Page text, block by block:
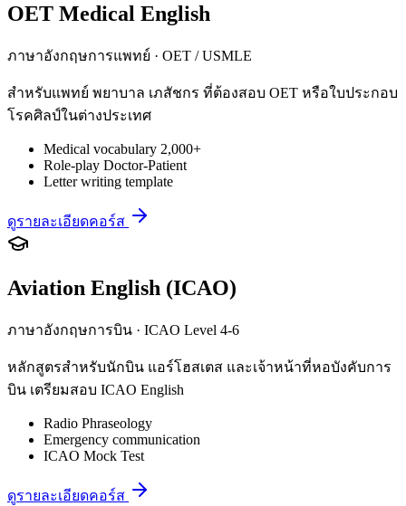
OET Medical English
ภาษาอังกฤษการแพทย์ · OET / USMLE
สำหรับแพทย์ พยาบาล เภสัชกร ที่ต้องสอบ OET หรือใบประกอบ
โรคศิลป์ในต่างประเทศ
Medical vocabulary 2,000+
Role-play Doctor-Patient
Letter writing template
ดูรายละเอียดคอร์ส
Aviation English (ICAO)
ภาษาอังกฤษการบิน · ICAO Level 4-6
หลักสูตรสำหรับนักบิน แอร์โฮสเตส และเจ้าหน้าที่หอบังคับการ
บิน เตรียมสอบ ICAO English
Radio Phraseology
Emergency communication
ICAO Mock Test
ดูรายละเอียดคอร์ส